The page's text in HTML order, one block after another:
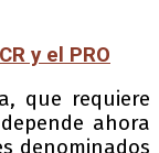
y el PRO
que requiere
ahora
denominados